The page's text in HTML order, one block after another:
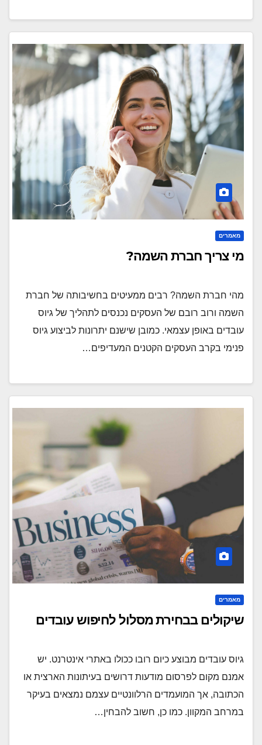
מאמרים
מי צריך חברת השמה?
מהי חברת השמה? רבים ממעיטים בחשיבותה של חברת
השמה ורוב רובם של העסקים נכנסים לתהליך של גיוס
עובדים באופן עצמאי. כמובן שישנם יתרונות לביצוע גיוס
פנימי בקרב העסקים הקטנים המעדיפים…
מאמרים
שיקולים בבחירת מסלול לחיפוש עובדים
גיוס עובדים מבוצע כיום רובו ככולו באתרי אינטרנט. יש
אמנם מקום לפרסום מודעות דרושים בעיתונות הארצית או
הכתובה, אך המועמדים הרלוונטיים עצמם נמצאים בעיקר
במרחב המקוון. כמו כן, חשוב להבחין…